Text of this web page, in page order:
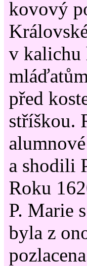
kovový
v kalichu
před
stříškou.
a shodili
Roku
P. Marie
byla z